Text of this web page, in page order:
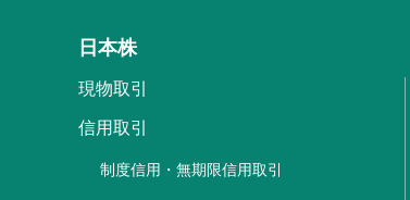
日本株
現物取引
信用取引
制度信用・無期限信用取引